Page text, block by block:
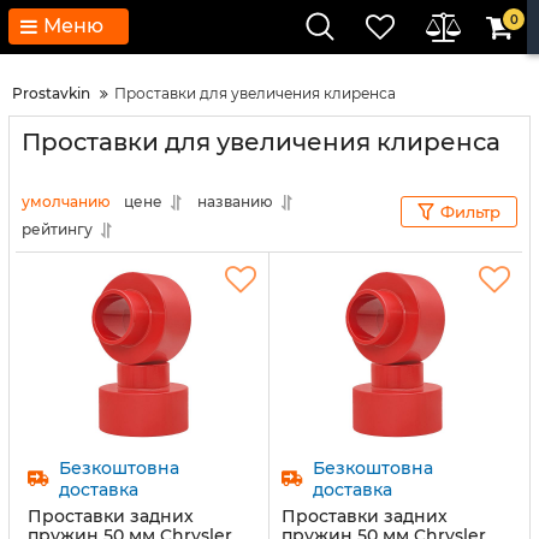
Меню 0
Prostavkin Проставки для увеличения клиренса
Проставки для увеличения клиренса
умолчанию цене
названию
рейтингу
Фильтр
Безкоштовна
доставка
Проставки задних
Безкоштовна
доставка
Проставки задних